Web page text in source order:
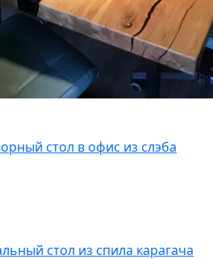
стол в офис из слэба